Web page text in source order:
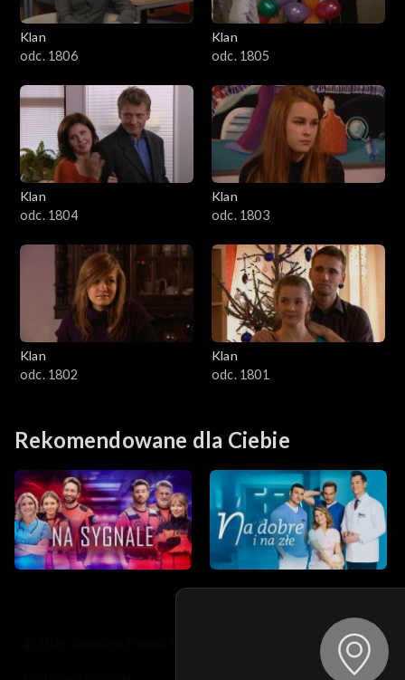
Klan
odc. 1806
Klan
odc. 1805
Klan
odc. 1804
Klan
odc. 1803
Klan
odc. 1802
Klan
odc. 1801
Rekomendowane dla Ciebie